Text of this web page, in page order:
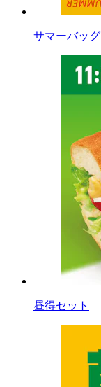
サマーバッグ
昼得セット